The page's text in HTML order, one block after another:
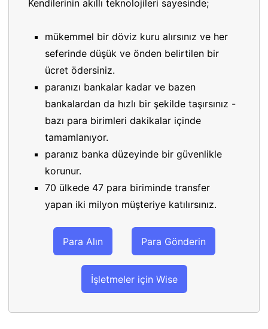
Kendilerinin akıllı teknolojileri sayesinde;
mükemmel bir döviz kuru alırsınız ve her
seferinde düşük ve önden belirtilen bir
ücret ödersiniz.
paranızı bankalar kadar ve bazen
bankalardan da hızlı bir şekilde taşırsınız -
bazı para birimleri dakikalar içinde
tamamlanıyor.
paranız banka düzeyinde bir güvenlikle
korunur.
70 ülkede 47 para biriminde transfer
yapan iki milyon müşteriye katılırsınız.
Para Alın Para Gönderin
İşletmeler için Wise